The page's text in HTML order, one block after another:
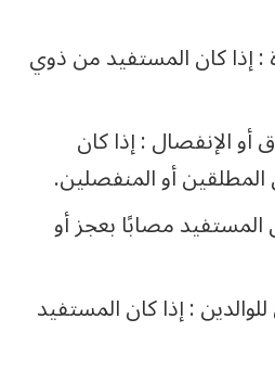
: إذا كان المستفيد من ذوي
الإنفصال : إذا كان
أو المنفصلين.
المستفيد مصابًا بعجز أو
: إذا كان المستفيد